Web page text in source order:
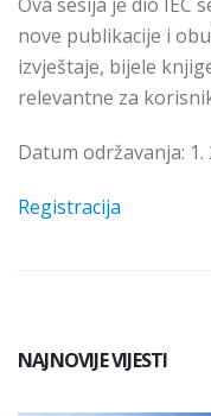
nove publikacije i
izvještaje, bijele
relevantne za
Datum održavanja: 1.
Registracija
NAJNOVIJE VIJESTI